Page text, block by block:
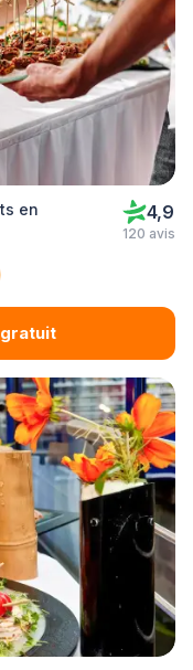
en
4,9
120 avis